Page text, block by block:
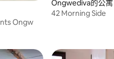
Ongw
Ongwediva的公寓
42 Morning Side